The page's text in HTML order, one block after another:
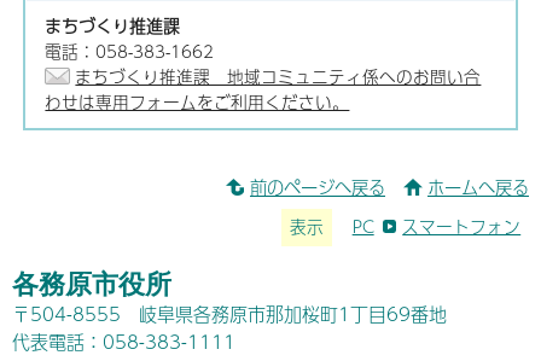
まちづくり推進課
電話：058-383-1662
まちづくり推進課 地域コミュニティ係へのお問い合
わせは専用フォームをご利用ください。
前のページへ戻る ホームへ戻る
表示 PC スマートフォン
各務原市役所
〒504-8555 岐阜県各務原市那加桜町1丁目69番地
代表電話：058-383-1111